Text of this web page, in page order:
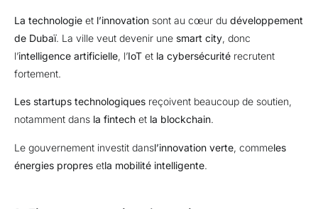
La technologie et l’innovation sont au cœur du développement
de Dubaï. La ville veut devenir une smart city, donc
l’intelligence artificielle, l’IoT et la cybersécurité recrutent
fortement.
Les startups technologiques reçoivent beaucoup de soutien,
notamment dans la fintech et la blockchain.
Le gouvernement investit dansl’innovation verte, commeles
énergies propres etla mobilité intelligente.